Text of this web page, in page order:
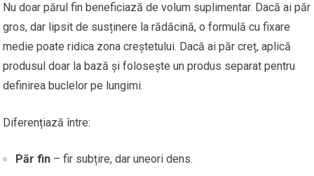
Nu doar părul fin beneficiază de volum suplimentar. Dacă ai păr
gros, dar lipsit de susținere la rădăcină, o formulă cu fixare
medie poate ridica zona creștetului. Dacă ai păr creț, aplică
produsul doar la bază și folosește un produs separat pentru
definirea buclelor pe lungimi.
Diferențiază între:
Păr fin – fir subțire, dar uneori dens.